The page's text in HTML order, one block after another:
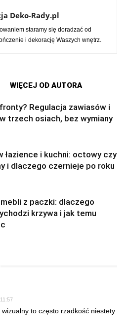
Deko-Rady.pl
staramy się doradzać od
i dekorację Waszych wnętrz.
WIĘCEJ OD AUTORA
Regulacja zawiasów i
trzech osiach, bez wymiany
łazience i kuchni: octowy czy
i dlaczego czernieje po roku
z paczki: dlaczego
krzywa i jak temu
to często rzadkość niestety